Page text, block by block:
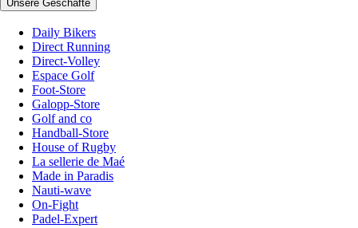
Unsere Geschäfte
Daily Bikers
Direct Running
Direct-Volley
Espace Golf
Foot-Store
Galopp-Store
Golf and co
Handball-Store
House of Rugby
La sellerie de Maé
Made in Paradis
Nauti-wave
On-Fight
Padel-Expert